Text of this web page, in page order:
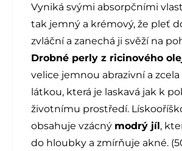
Vyniká svými absorpčními
tak jemný a krémový, že pleť
zvláční a zanechá ji svěží na
Drobné perly z ricinového
velice jemnou abrazivní a
látkou, která je laskavá jak k
životnímu prostředí.
obsahuje vzácný modrý jíl,
do hloubky a zmírňuje akné.